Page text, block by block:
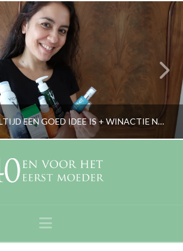
WAAROM VICHY ALTIJD EEN GOED IDEE IS + WINACTIE NORMADERM PHYTOSOLUTION
RORYBLOKZIJL
Navigation